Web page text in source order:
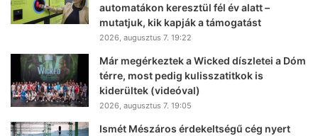
automatákon keresztül fél év alatt –
mutatjuk, kik kapják a támogatást
2026, augusztus 7. 19:22
Már megérkeztek a Wicked díszletei a Dóm
térre, most pedig kulisszatitkok is
kiderültek (videóval)
2026, augusztus 7. 19:05
Ismét Mészáros érdekeltségű cég nyert